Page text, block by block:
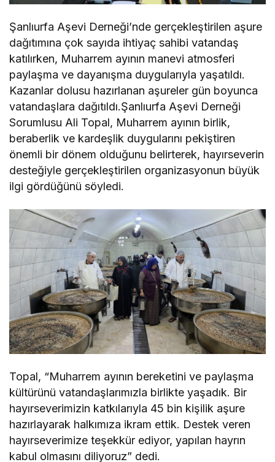
Şanlıurfa Aşevi Derneği’nde gerçekleştirilen aşure
dağıtımına çok sayıda ihtiyaç sahibi vatandaş
katılırken, Muharrem ayının manevi atmosferi
paylaşma ve dayanışma duygularıyla yaşatıldı.
Kazanlar dolusu hazırlanan aşureler gün boyunca
vatandaşlara dağıtıldı.Şanlıurfa Aşevi Derneği
Sorumlusu Ali Topal, Muharrem ayının birlik,
beraberlik ve kardeşlik duygularını pekiştiren
önemli bir dönem olduğunu belirterek, hayırseverin
desteğiyle gerçekleştirilen organizasyonun büyük
ilgi gördüğünü söyledi.
Topal, “Muharrem ayının bereketini ve paylaşma
kültürünü vatandaşlarımızla birlikte yaşadık. Bir
hayırseverimizin katkılarıyla 45 bin kişilik aşure
hazırlayarak halkımıza ikram ettik. Destek veren
hayırseverimize teşekkür ediyor, yapılan hayrın
kabul olmasını diliyoruz” dedi.